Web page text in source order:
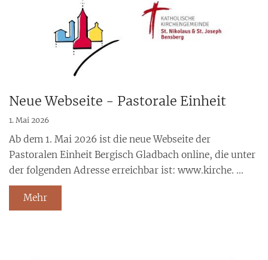
Neue Webseite - Pastorale Einheit
1. Mai 2026
Ab dem 1. Mai 2026 ist die neue Webseite der
Pastoralen Einheit Bergisch Gladbach online, die unter
der folgenden Adresse erreichbar ist: www.kirche. ...
Mehr